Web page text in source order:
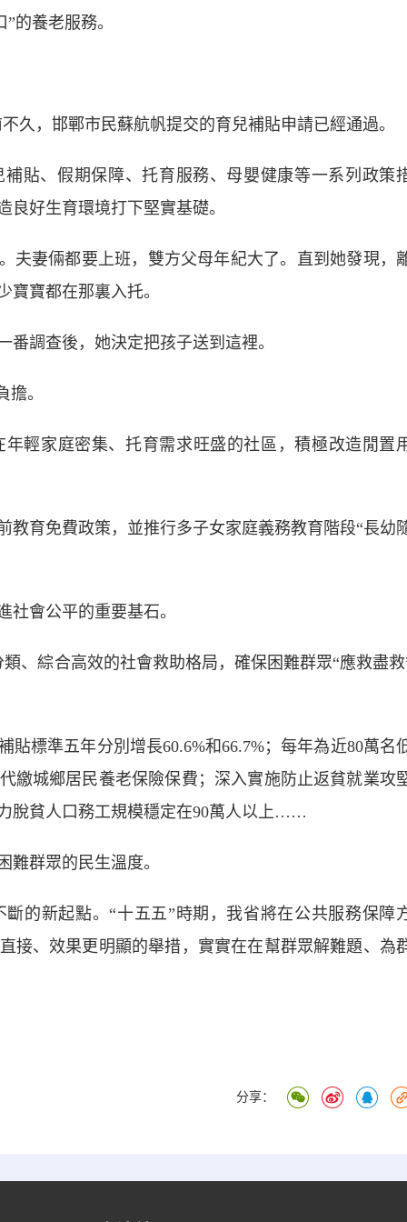
的養老服務。
，邯鄲市民蘇航帆提交的育兒補貼申請已經通過。
、假期保障、托育服務、母嬰健康等一系列政策
好生育環境打下堅實基礎。
妻倆都要上班，雙方父母年紀大了。直到她發現，
寶寶都在那裏入托。
查後，她決定把孩子送到這裡。
。
家庭密集、托育需求旺盛的社區，積極改造閒置
育免費政策，並推行多子女家庭義務教育階段“長幼
會公平的重要基石。
綜合高效的社會救助格局，確保困難群眾“應救盡救
準五年分別增長60.6%和66.7%；每年為近80萬名
繳城鄉居民養老保險保費；深入實施防止返貧就業攻
脫貧人口務工規模穩定在90萬人以上……
群眾的民生溫度。
新起點。“十五五”時期，我省將在公共服務保障
接、效果更明顯的舉措，實實在在幫群眾解難題、為
分享：